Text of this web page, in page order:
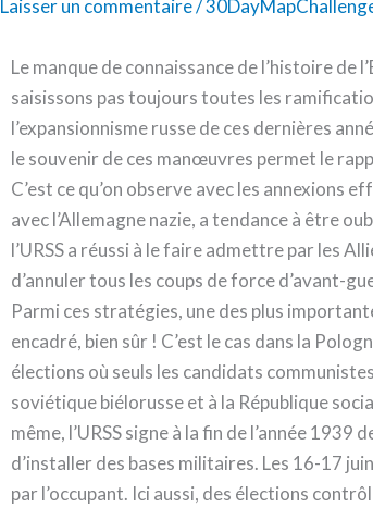
Laisser un commentaire/
Le manque de connaissance de l’histoire de
saisissons pas toujours toutes les
l’expansionnisme russe de ces dernières
le souvenir de ces manœuvres permet le
C’est ce qu’on observe avec les annexions
avec l’Allemagne nazie, a tendance à être
l’URSS a réussi à le faire admettre par les
d’annuler tous les coups de force d’avant-
Parmi ces stratégies, une des plus
encadré, bien sûr ! C’est le cas dans la
élections où seuls les candidats
soviétique biélorusse et à la République
même, l’URSS signe à la fin de l’année
d’installer des bases militaires. Les 16-17
par l’occupant. Ici aussi, des élections
1940